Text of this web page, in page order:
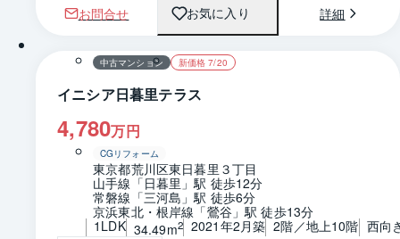
お問合せ お気に入り 詳細
1 / 0 間取り
中古マンション 新価格 7/20
イニシア日暮里テラス
4,780万円
CGリフォーム
東京都荒川区東日暮里３丁目
山手線「日暮里」駅 徒歩12分
常磐線「三河島」駅 徒歩6分
京浜東北・根岸線「鶯谷」駅 徒歩13分
1LDK 34.49m2 2021年2月築 2階／地上10階 西向